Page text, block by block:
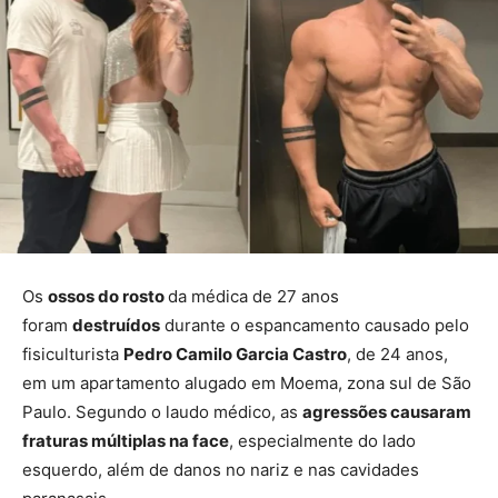
Os ossos do rostoda médica de 27 anos
foram destruídos durante o espancamento causado pelo
fisiculturista Pedro Camilo Garcia Castro, de 24 anos,
em um apartamento alugado em Moema, zona sul de São
Paulo. Segundo o laudo médico, as agressões causaram
fraturas múltiplas na face, especialmente do lado
esquerdo, além de danos no nariz e nas cavidades